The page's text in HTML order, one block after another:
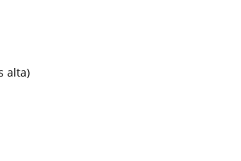
alta)